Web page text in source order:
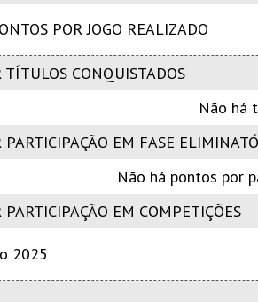
POR JOGO REALIZADO
TÍTULOS CONQUISTADOS
Não há
PARTICIPAÇÃO EM FASE
Não há pontos por
EM COMPETIÇÕES
2025